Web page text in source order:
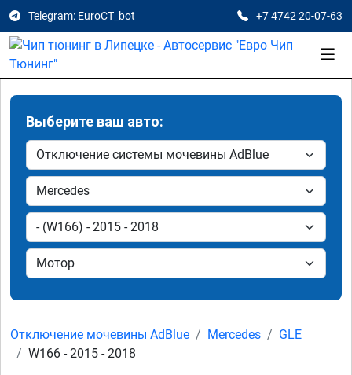
Telegram: EuroCT_bot +7 4742 20-07-63
Выберите ваш авто:
Отключение мочевины AdBlue Mercedes
GLE
W166 - 2015 - 2018